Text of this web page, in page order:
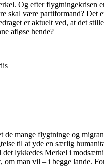
Og efter flygtningekrisen
skal være partiformand? Det
er aktuelt ved, at det
afløse hende?
mange flygtninge og
til at yde en særlig
lykkedes Merkel i
man vil – i begge lande.